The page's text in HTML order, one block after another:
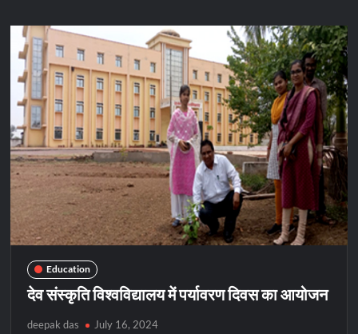
सुधरी
85
साल
की
महिला
की
हालत,
दिल
में
भी
ब्लाकेज
Education
देव संस्कृति विश्वविद्यालय में पर्यावरण दिवस का आयोजन
deepak das July 16, 2024